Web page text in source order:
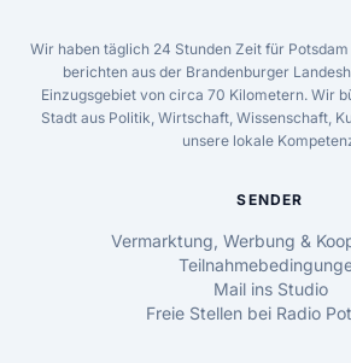
Wir haben täglich 24 Stunden Zeit für
berichten aus der Brandenburger
Einzugsgebiet von circa 70 Kilometern. Wir
Stadt aus Politik, Wirtschaft, Wissenschaft,
unsere lokale
SENDER
Vermarktung, Werbung &
Mail ins Studio
Freie Stellen bei Radio